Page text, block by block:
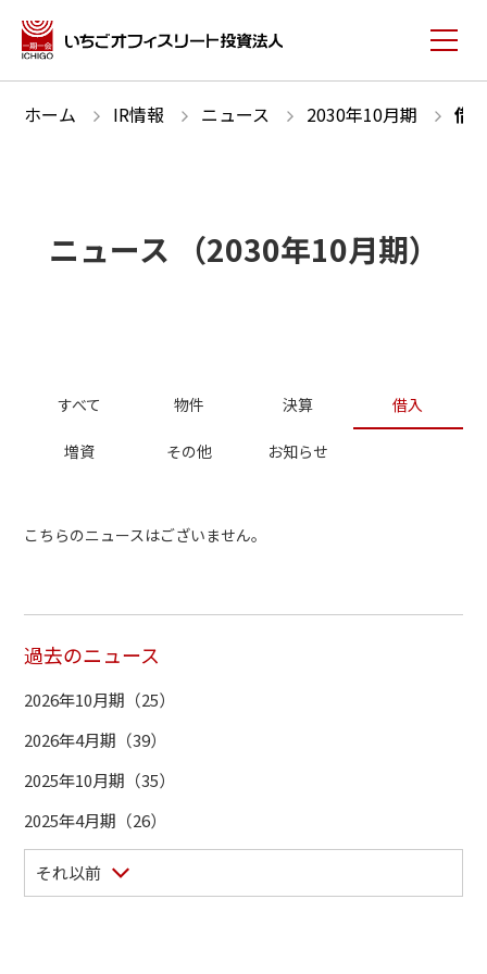
ホーム IR情報 ニュース 2030年10月期 借
ニュース （2030年10月期）
すべて 物件 決算 借入
増資 その他 お知らせ
こちらのニュースはございません。
過去のニュース
2026年10月期（25）
2026年4月期（39）
2025年10月期（35）
2025年4月期（26）
それ以前